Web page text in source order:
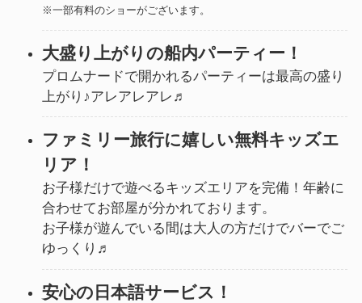
※一部有料のショーがございます。
大盛り上がりの船内パーティー！
プロムナードで開かれるパーティーは最高の盛り
上がり♪アレアレアレ♬
ファミリー旅行に嬉しい無料キッズエ
リア！
お子様だけで遊べるキッズエリアを完備！年齢に
合わせてお部屋が分かれております。
お子様が遊んでいる間は大人の方だけでバーでご
ゆっくり♬
安心の日本語サービス！